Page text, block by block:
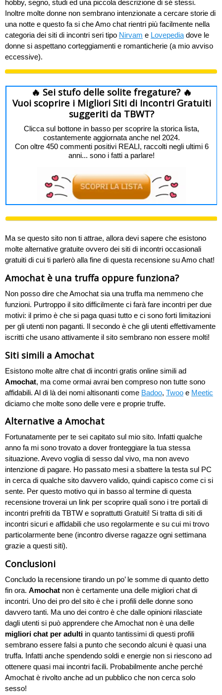
hobby, segno, studi ed una piccola descrizione di sé stessi.
Inoltre molte donne non sembrano intenzionate a cercare storie di
una notte e questo fa si che Amo chat rientri più facilmente nella
categoria dei siti di incontri seri tipo Nirvam e Lovepedia dove le
donne si aspettano corteggiamenti e romanticherie (a mio avviso
eccessive).
🔥 Sei stufo delle solite fregature? 🔥
Vuoi scoprire i Migliori Siti di Incontri Gratuiti
suggeriti da TBWT?
Clicca sul bottone in basso per scoprire la storica lista,
costantemente aggiornata anche nel 2024.
Con oltre 450 commenti positivi REALI, raccolti negli ultimi 6
anni... sono i fatti a parlare!
Ma se questo sito non ti attrae, allora devi sapere che esistono
molte alternative gratuite ovvero dei siti di incontri occasionali
gratuiti di cui ti parlerò alla fine di questa recensione su Amo chat!
Amochat è una truffa oppure funziona?
Non posso dire che Amochat sia una truffa ma nemmeno che
funzioni. Purtroppo il sito difficilmente ci farà fare incontri per due
motivi: il primo è che si paga quasi tutto e ci sono forti limitazioni
per gli utenti non paganti. Il secondo è che gli utenti effettivamente
iscritti che usano attivamente il sito sembrano non essere molti!
Siti simili a Amochat
Esistono molte altre chat di incontri gratis online simili ad
Amochat, ma come ormai avrai ben compreso non tutte sono
affidabili. Al di là dei nomi altisonanti come Badoo, Twoo e Meetic
diciamo che molte sono delle vere e proprie truffe.
Alternative a Amochat
Fortunatamente per te sei capitato sul mio sito. Infatti qualche
anno fa mi sono trovato a dover fronteggiare la tua stessa
situazione. Avevo voglia di sesso dal vivo, ma non avevo
intenzione di pagare. Ho passato mesi a sbattere la testa sul PC
in cerca di qualche sito davvero valido, quindi capisco come ci si
sente. Per questo motivo qui in basso al termine di questa
recensione troverai un link per scoprire quali sono i tre portali di
incontri prefriti da TBTW e soprattutti Gratuiti! Si tratta di siti di
incontri sicuri e affidabili che uso regolarmente e su cui mi trovo
particolarmente bene (incontro diverse ragazze ogni settimana
grazie a questi siti).
Conclusioni
Concludo la recensione tirando un po’ le somme di quanto detto
fin ora. Amochat non è certamente una delle migliori chat di
incontri. Uno dei pro del sito è che i profili delle donne sono
davvero tanti. Ma uno dei contro è che dalle opinioni rilasciate
dagli utenti si può apprendere che Amochat non è una delle
migliori chat per adulti in quanto tantissimi di questi profili
sembrano essere falsi a punto che secondo alcuni è quasi una
truffa. Infatti anche spendendo soldi e energie non si riescono ad
ottenere quasi mai incontri facili. Probabilmente anche perché
Amochat è rivolto anche ad un pubblico che non cerca solo
sesso!